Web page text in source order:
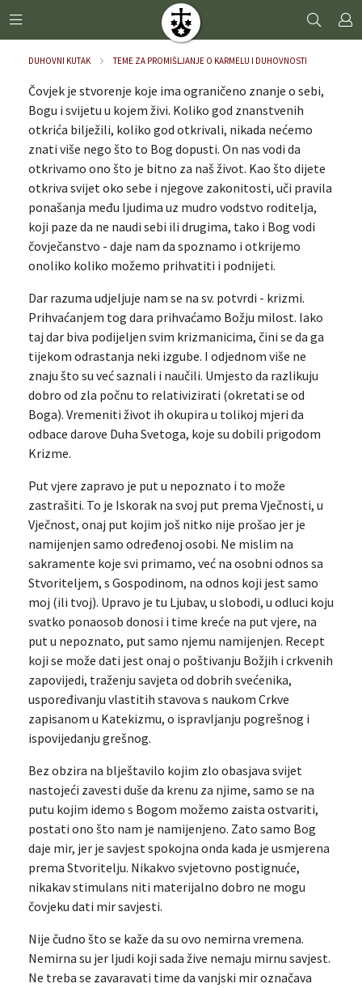
DUHOVNI KUTAK TEME ZA PROMIŠLJANJE O KARMELU I DUHOVNOSTI
Čovjek je stvorenje koje ima ograničeno znanje o sebi,
Bogu i svijetu u kojem živi. Koliko god znanstvenih
otkrića bilježili, koliko god otkrivali, nikada nećemo
znati više nego što to Bog dopusti. On nas vodi da
otkrivamo ono što je bitno za naš život. Kao što dijete
otkriva svijet oko sebe i njegove zakonitosti, uči pravila
ponašanja među ljudima uz mudro vodstvo roditelja,
koji paze da ne naudi sebi ili drugima, tako i Bog vodi
čovječanstvo - daje nam da spoznamo i otkrijemo
onoliko koliko možemo prihvatiti i podnijeti.
Dar razuma udjeljuje nam se na sv. potvrdi - krizmi.
Prihvaćanjem tog dara prihvaćamo Božju milost. Iako
taj dar biva podijeljen svim krizmanicima, čini se da ga
tijekom odrastanja neki izgube. I odjednom više ne
znaju što su već saznali i naučili. Umjesto da razlikuju
dobro od zla počnu to relativizirati (okretati se od
Boga). Vremeniti život ih okupira u tolikoj mjeri da
odbace darove Duha Svetoga, koje su dobili prigodom
Krizme.
Put vjere zapravo je put u nepoznato i to može
zastrašiti. To je Iskorak na svoj put prema Vječnosti, u
Vječnost, onaj put kojim još nitko nije prošao jer je
namijenjen samo određenoj osobi. Ne mislim na
sakramente koje svi primamo, već na osobni odnos sa
Stvoriteljem, s Gospodinom, na odnos koji jest samo
moj (ili tvoj). Upravo je tu Ljubav, u slobodi, u odluci koju
svatko ponaosob donosi i time kreće na put vjere, na
put u nepoznato, put samo njemu namijenjen. Recept
koji se može dati jest onaj o poštivanju Božjih i crkvenih
zapovijedi, traženju savjeta od dobrih svećenika,
uspoređivanju vlastitih stavova s naukom Crkve
zapisanom u Katekizmu, o ispravljanju pogrešnog i
ispovijedanju grešnog.
Bez obzira na blještavilo kojim zlo obasjava svijet
nastojeći zavesti duše da krenu za njime, samo se na
putu kojim idemo s Bogom možemo zaista ostvariti,
postati ono što nam je namijenjeno. Zato samo Bog
daje mir, jer je savjest spokojna onda kada je usmjerena
prema Stvoritelju. Nikakvo svjetovno postignuće,
nikakav stimulans niti materijalno dobro ne mogu
čovjeku dati mir savjesti.
Nije čudno što se kaže da su ovo nemirna vremena.
Nemirna su jer ljudi koji sada žive nemaju mirnu savjest.
Ne treba se zavaravati time da vanjski mir označava